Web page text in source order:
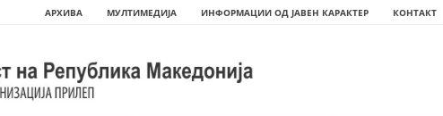
АРХИВА МУЛТИМЕДИЈА ИНФОРМАЦИИ ОД ЈАВЕН КАРАКТЕР КОНТАКТ